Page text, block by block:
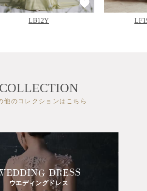
LB12Y
COLLECTION
他のコレクションはこちら
DRESS
ウエディングドレス